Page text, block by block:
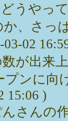
うやっ
か、さっ
02
が出来
プンに向
15:06 )
さんの